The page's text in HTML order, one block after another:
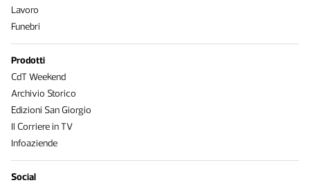
Lavoro
Funebri
Prodotti
CdT Weekend
Archivio Storico
Edizioni San Giorgio
Il Corriere in TV
Infoaziende
Social